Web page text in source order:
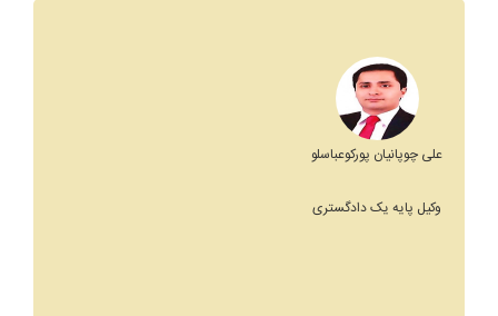
علی چوپانیان پورکوعباسلو
وکیل پایه یک دادگستری